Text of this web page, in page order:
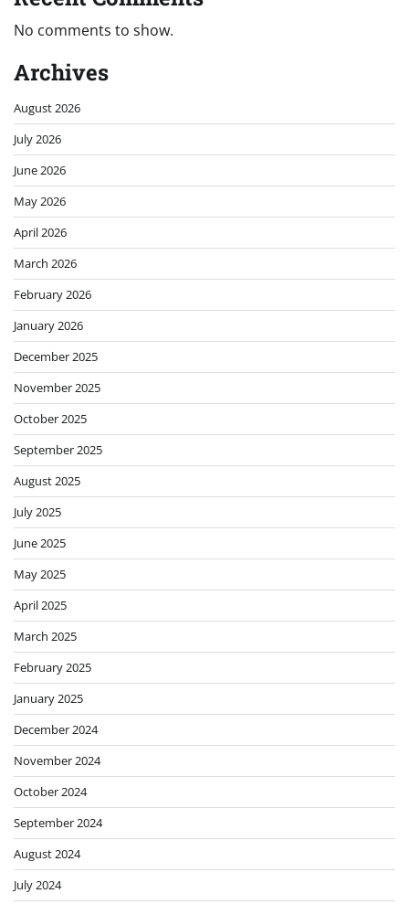
No comments to show.
Archives
August 2026
July 2026
June 2026
May 2026
April 2026
March 2026
February 2026
January 2026
December 2025
November 2025
October 2025
September 2025
August 2025
July 2025
June 2025
May 2025
April 2025
March 2025
February 2025
January 2025
December 2024
November 2024
October 2024
September 2024
August 2024
July 2024